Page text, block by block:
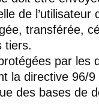
de l’utilisateur
transférée,
tiers.
par les
la directive 96/
des bases de